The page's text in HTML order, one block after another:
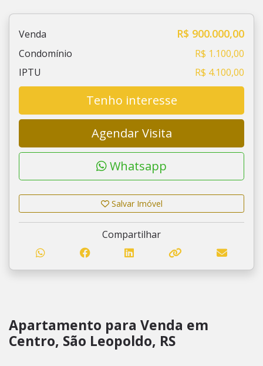
Apartamento para Venda em
Centro, São Leopoldo, RS
Venda R$ 900.000,00
Condomínio
R$ 1.100,00
IPTU
R$ 4.100,00
Tenho interesse
Agendar Visita
Whatsapp
Salvar Imóvel
Compartilhar